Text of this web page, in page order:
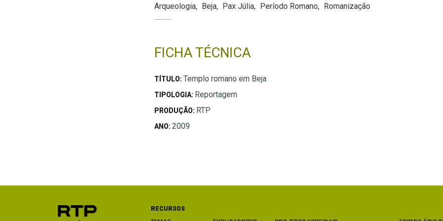
Arqueologia Beja Pax Júlia Período Romano Romanização
FICHA TÉCNICA
TÍTULO: Templo romano em Beja
TIPOLOGIA: Reportagem
PRODUÇÃO: RTP
ANO: 2009
RECURSOS